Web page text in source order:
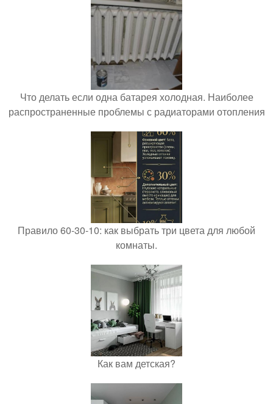
Что делать если одна батарея холодная. Наиболее
распространенные проблемы с радиаторами отопления
Правило 60-30-10: как выбрать три цвета для любой
комнаты.
Как вам детская?